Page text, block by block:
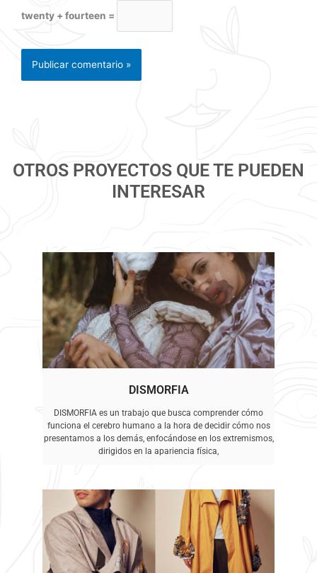
twenty + fourteen =
OTROS PROYECTOS QUE TE PUEDEN
INTERESAR
DISMORFIA
DISMORFIA es un trabajo que busca comprender cómo
funciona el cerebro humano a la hora de decidir cómo nos
presentamos a los demás, enfocándose en los extremismos,
dirigidos en la apariencia física,